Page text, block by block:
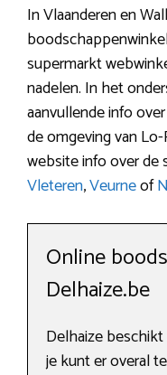
In Vlaanderen en
supermarkt
nadelen. In het
aanvullende info
de omgeving van
website info over de
Vleteren,Veurneof
Online
Delhaize.be
Delhaize
je kunt er overal